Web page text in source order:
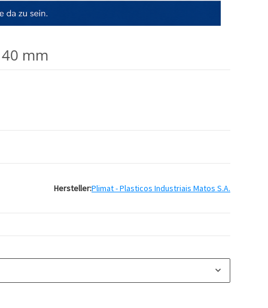
mm
Hersteller:Plimat - Plasticos Industriais Matos S.A.